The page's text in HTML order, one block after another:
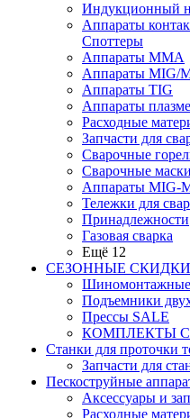
Индукционный
Аппараты
Споттеры
Аппараты MMA
Аппараты MIG/
Аппараты TIG
Аппараты
Расходные
Запчасти для
Сварочные
Сварочные маски
Аппараты MIG-
Тележки для
Принадлежности
Газовая сварка
Ещё 12
СЕЗОННЫЕ СКИДКИ
Шиномонтажные
Подъемники
Прессы SALE
КОМПЛЕКТЫ
Станки для проточки
Запчасти для
Пескоструйные
Аксессуары и
Расходные